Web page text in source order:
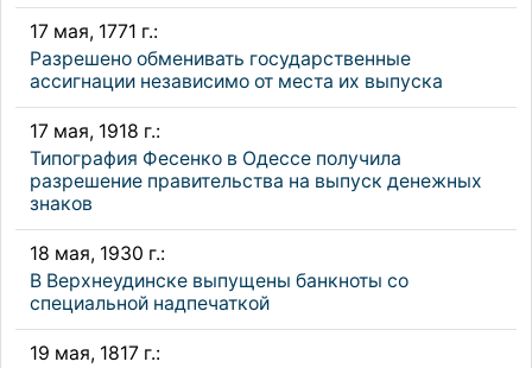
17 мая, 1771 г.:
Разрешено обменивать государственные
ассигнации независимо от места их выпуска
17 мая, 1918 г.:
Типография Фесенко в Одессе получила
разрешение правительства на выпуск денежных
знаков
18 мая, 1930 г.:
В Верхнеудинске выпущены банкноты со
специальной надпечаткой
19 мая, 1817 г.: